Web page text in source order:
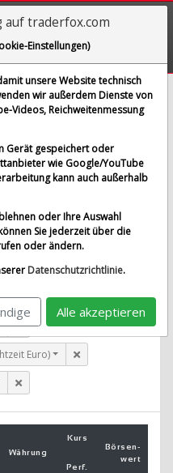
SE, Bayerische
Aktie
Vergleich
Euro)
Währung
Kurs
Börsen­
wert
Perf.
auf traderfox.com
Einstellungen)
unsere Website technisch
wir außerdem Dienste von
Videos, Reichweitenmessung
Gerät gespeichert oder
wie Google/YouTube
kann auch außerhalb
oder Ihre Auswahl
Sie jederzeit über die
oder ändern.
Datenschutzrichtlinie.
Alle akzeptieren